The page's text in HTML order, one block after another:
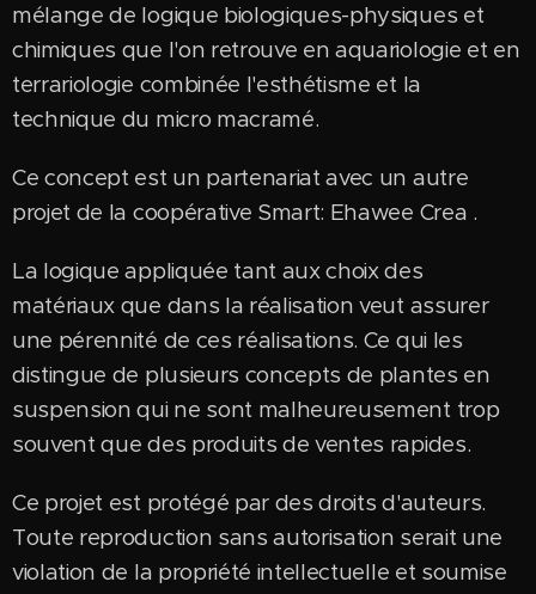
mélange de logique biologiques-physiques et
chimiques que l'on retrouve en aquariologie et en
terrariologie combinée l'esthétisme et la
technique du micro macramé.
Ce concept est un partenariat avec un autre
projet de la coopérative Smart: Ehawee Crea .
La logique appliquée tant aux choix des
matériaux que dans la réalisation veut assurer
une pérennité de ces réalisations. Ce qui les
distingue de plusieurs concepts de plantes en
suspension qui ne sont malheureusement trop
souvent que des produits de ventes rapides.
Ce projet est protégé par des droits d'auteurs.
Toute reproduction sans autorisation serait une
violation de la propriété intellectuelle et soumise